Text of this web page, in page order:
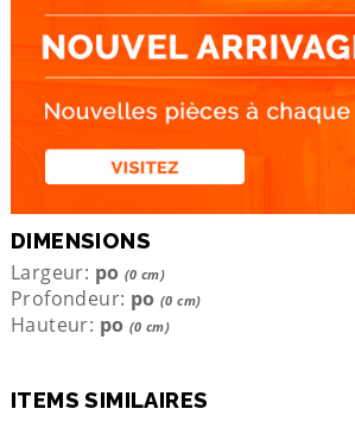
DIMENSIONS
Largeur: po (0 cm)
Profondeur: po (0 cm)
Hauteur: po (0 cm)
ITEMS SIMILAIRES